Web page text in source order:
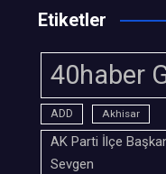
Etiketler
40haber
ADD Akhisar
AK Parti İlçe
Sevgen